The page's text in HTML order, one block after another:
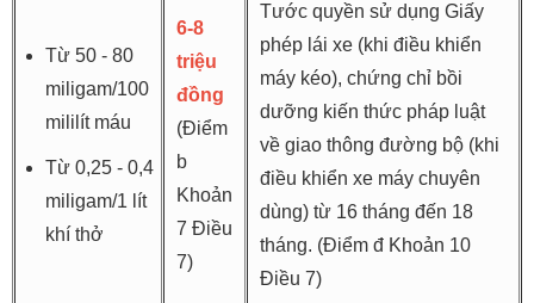
Từ 50 - 80
miligam/100
mililít máu
Từ 0,25 - 0,4
miligam/1 lít
khí thở
6-8
triệu
đồng
(Điểm
b
Khoản
7 Điều
7)
Tước quyền sử dụng Giấy
phép lái xe (khi điều khiển
máy kéo), chứng chỉ bồi
dưỡng kiến thức pháp luật
về giao thông đường bộ (khi
điều khiển xe máy chuyên
dùng) từ 16 tháng đến 18
tháng. (Điểm đ Khoản 10
Điều 7)